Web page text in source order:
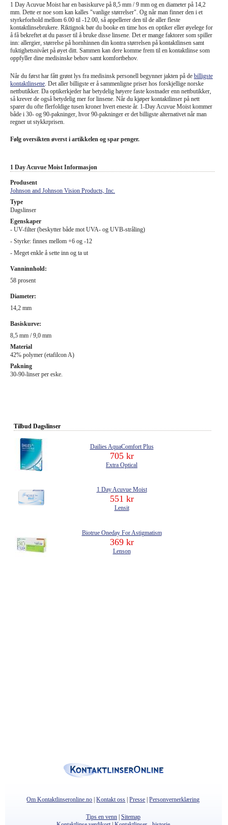
1 Day Acuvue Moist har en basiskurve på 8,5 mm / 9 mm og en diameter på 14,2
mm. Dette er noe som kan kalles "vanlige størrelser". Og når man finner den i et
styrkeforhold mellom 6.00 til -12.00, så appellerer den til de aller fleste
kontaktlinsebrukere. Riktignok bør du booke en time hos en optiker eller øyelege for
å få bekreftet at du passer til å bruke disse linsene. Det er mange faktorer som spiller
inn: allergier, størrelse på hornhinnen din kontra størrelsen på kontaktlinsen samt
fuktighetsnivået på øyet ditt. Sammen kan dere komme frem til en kontaktlinse som
oppfyller dine medisinske behov samt komfortbehov.
Når du først har fått grønt lys fra medisinsk personell begynner jakten på de billigste
kontaktlinsene . Det aller billigste er å sammenligne priser hos forskjellige norske
nettbutikker. Da optikerkjeder har betydelig høyere faste kostnader enn nettbutikker,
så krever de også betydelig mer for linsene. Når du kjøper kontaktlinser på nett
sparer du ofte flerfoldige tusen kroner hvert eneste år. 1-Day Acuvue Moist kommer
både i 30- og 90-pakninger, hvor 90-pakninger er det billigste alternativet når man
regner ut stykkrprisen.
Følg oversikten øverst i artikkelen og spar penger.
1 Day Acuvue Moist Informasjon
Produsent
Johnson and Johnson Vision Products, Inc.
Type
Dagslinser
Egenskaper
- UV-filter (beskytter både mot UVA- og UVB-stråling)
- Styrke: finnes mellom +6 og -12
- Meget enkle å sette inn og ta ut
Vanninnhold:
58 prosent
Diameter:
14,2 mm
Basiskurve:
8,5 mm / 9,0 mm
Material
42% polymer (etafilcon A)
Pakning
30-90-linser per eske.
Tilbud Dagslinser
Dailies AquaComfort Plus
705 kr
Extra Optical
1 Day Acuvue Moist
551 kr
Lensit
Biotrue Oneday For Astigmatism
369 kr
Lenson
Om Kontaktlinseronline.no |Kontakt oss |Presse |Personvernerklæring
Tips en venn| Sitemap